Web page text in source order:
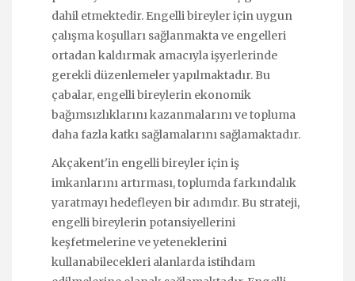
dahil etmektedir. Engelli bireyler için uygun
çalışma koşulları sağlanmakta ve engelleri
ortadan kaldırmak amacıyla işyerlerinde
gerekli düzenlemeler yapılmaktadır. Bu
çabalar, engelli bireylerin ekonomik
bağımsızlıklarını kazanmalarını ve topluma
daha fazla katkı sağlamalarını sağlamaktadır.
Akçakent'in engelli bireyler için iş
imkanlarını artırması, toplumda farkındalık
yaratmayı hedefleyen bir adımdır. Bu strateji,
engelli bireylerin potansiyellerini
keşfetmelerine ve yeteneklerini
kullanabilecekleri alanlarda istihdam